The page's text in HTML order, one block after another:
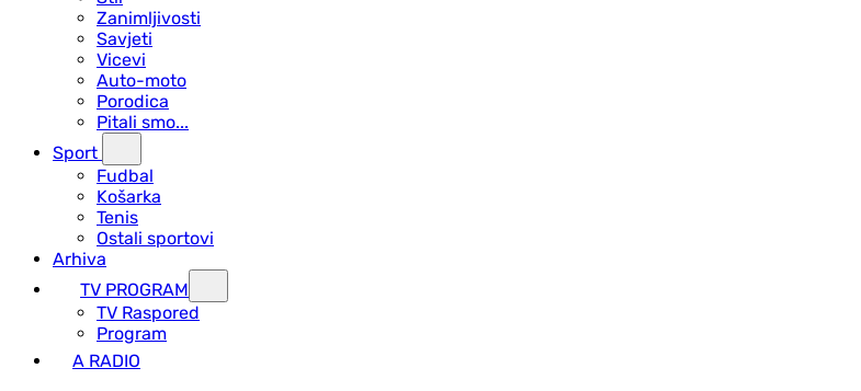
Zanimljivosti
Savjeti
Vicevi
Auto-moto
Porodica
Pitali smo...
Sport
Fudbal
Košarka
Tenis
Ostali sportovi
Arhiva
TV PROGRAM
ТV Raspored
Program
A RADIO